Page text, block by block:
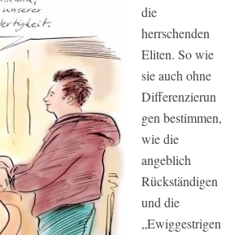
die
herrschenden
Eliten. So wie
sie auch ohne
Differenzierun
gen bestimmen,
wie die
angeblich
Rückständigen
und die
„Ewiggestrigen